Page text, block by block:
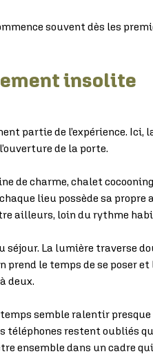
souvent dès les
insolite
partie de l’expérience. Ici,
de la porte.
de charme, chalet
lieu possède sa propre
ailleurs, loin du rythme
séjour. La lumière traverse
prend le temps de se poser et
deux.
semble ralentir presque
restent oubliés
ensemble dans un cadre